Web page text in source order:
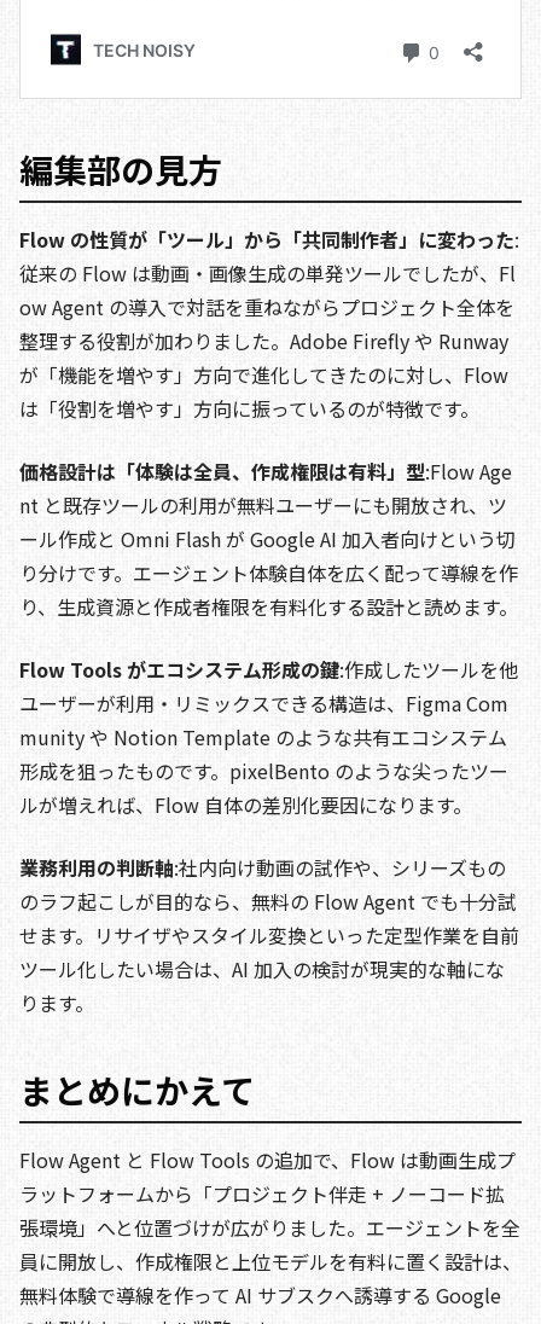
編集部の見方
Flow の性質が「ツール」から「共同制作者」に変わった:
従来の Flow は動画・画像生成の単発ツールでしたが、Fl
ow Agent の導入で対話を重ねながらプロジェクト全体を
整理する役割が加わりました。Adobe Firefly や Runway
が「機能を増やす」方向で進化してきたのに対し、Flow
は「役割を増やす」方向に振っているのが特徴です。
価格設計は「体験は全員、作成権限は有料」型:Flow Age
nt と既存ツールの利用が無料ユーザーにも開放され、ツ
ール作成と Omni Flash が Google AI 加入者向けという切
り分けです。エージェント体験自体を広く配って導線を作
り、生成資源と作成者権限を有料化する設計と読めます。
Flow Tools がエコシステム形成の鍵:作成したツールを他
ユーザーが利用・リミックスできる構造は、Figma Com
munity や Notion Template のような共有エコシステム
形成を狙ったものです。pixelBento のような尖ったツー
ルが増えれば、Flow 自体の差別化要因になります。
業務利用の判断軸:社内向け動画の試作や、シリーズもの
のラフ起こしが目的なら、無料の Flow Agent でも十分試
せます。リサイザやスタイル変換といった定型作業を自前
ツール化したい場合は、AI 加入の検討が現実的な軸にな
ります。
まとめにかえて
Flow Agent と Flow Tools の追加で、Flow は動画生成プ
ラットフォームから「プロジェクト伴走 + ノーコード拡
張環境」へと位置づけが広がりました。エージェントを全
員に開放し、作成権限と上位モデルを有料に置く設計は、
無料体験で導線を作って AI サブスクへ誘導する Google